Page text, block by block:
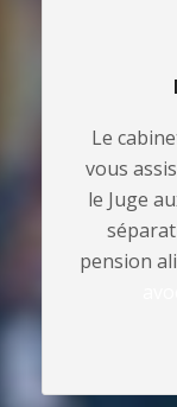
Le
vous
le Juge
pension